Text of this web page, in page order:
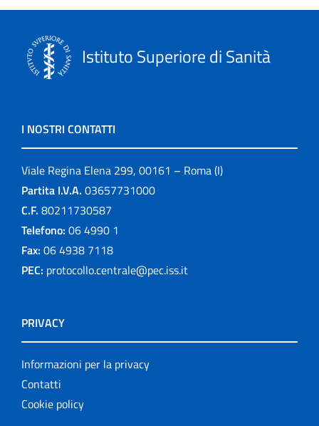
Istituto Superiore di Sanità
I NOSTRI CONTATTI
Viale Regina Elena 299, 00161 – Roma (I)
Partita I.V.A. 03657731000
C.F. 80211730587
Telefono: 06 4990 1
Fax: 06 4938 7118
PEC: protocollo.centrale@pec.iss.it
PRIVACY
Informazioni per la privacy
Contatti
Cookie policy